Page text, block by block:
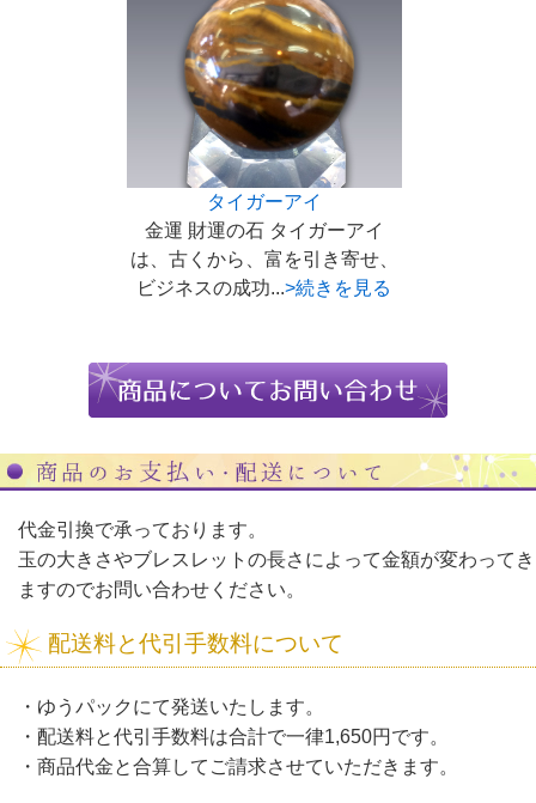
タイガーアイ
金運 財運の石 タイガーアイ
は、古くから、富を引き寄せ、
ビジネスの成功...>続きを見る
代金引換で承っております。
玉の大きさやブレスレットの長さによって金額が変わってき
ますのでお問い合わせください。
配送料と代引手数料について
・ゆうパックにて発送いたします。
・配送料と代引手数料は合計で一律1,650円です。
・商品代金と合算してご請求させていただきます。